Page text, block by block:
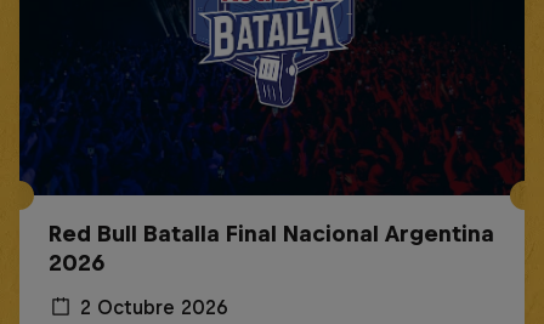
Red Bull Batalla Final Nacional Argentina
2026
2 Octubre 2026